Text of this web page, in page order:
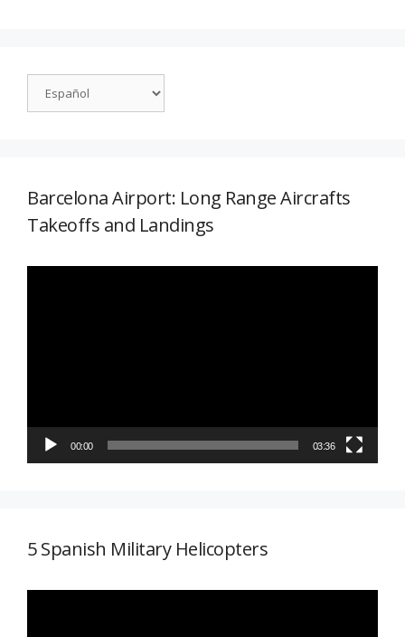
Barcelona Airport: Long Range Aircrafts
Takeoffs and Landings
00:00 03:36
5 Spanish Military Helicopters